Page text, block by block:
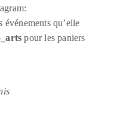
qu’elle
pour les paniers